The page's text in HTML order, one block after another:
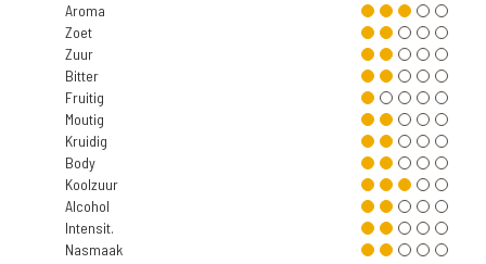
Aroma
Zoet
Zuur
Bitter
Fruitig
Moutig
Kruidig
Body
Koolzuur
Alcohol
Intensit.
Nasmaak